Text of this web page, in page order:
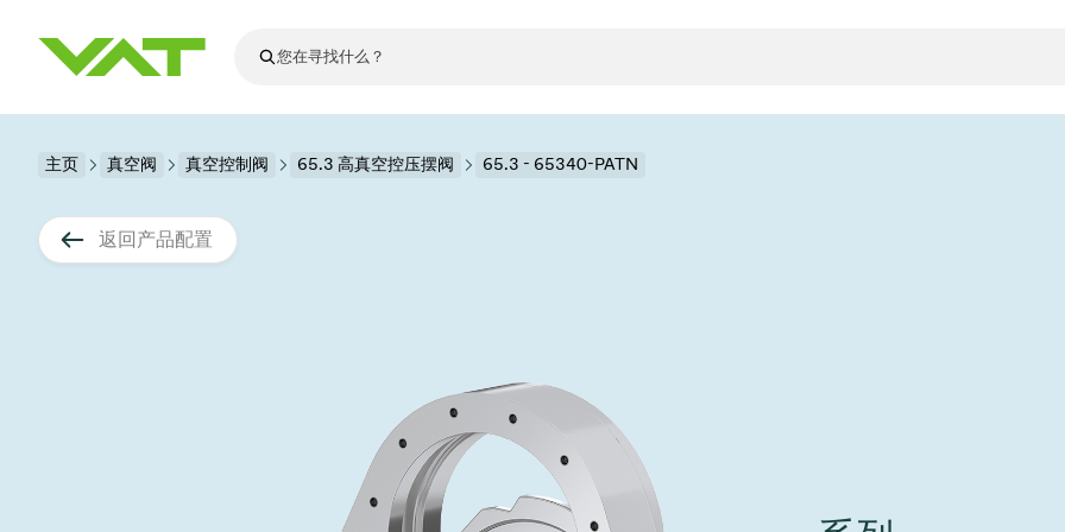
最新资讯 查看所有新闻
9月 2, 2026 活动新闻
精准创新、赋能未来 ⸺
VAT Media Release on
关于VAT
真空阀
VAT真空闸阀
VAT角阀、内联式或圆柱式真空阀
真空蝶阀
真空摆阀
真空模块
基质转移
半导体无尘系统
溅射
薄膜封装(CVD)
OLED蒸发
科学仪器和医学
涂层
行业
真空运输
电池生产
晶体生长
发电
半导体无尘系统
高能物理学
标准维修服务
固定价格翻新服务
VAT服务中心
Shares and debt
公司治理
General Meeting
Event calendar
主页 真空阀 真空控制阀 65.3 高真空控压摆阀 65.3 - 65340-PATN
返回产品配置